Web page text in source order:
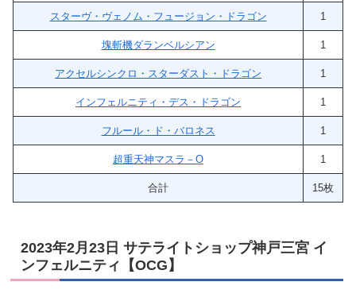
スターヴ・ヴェノム・フュージョン・ドラゴン 1
塊斬機ダランベルシアン 1
アクセルシンクロ・スターダスト・ドラゴン 1
インフェルニティ・デス・ドラゴン 1
フルール・ド・バロネス 1
超重天神マスラ－O 1
合計 15枚
2023年2月23日 サテライトショップ神戸三宮 イ
ンフェルニティ【OCG】